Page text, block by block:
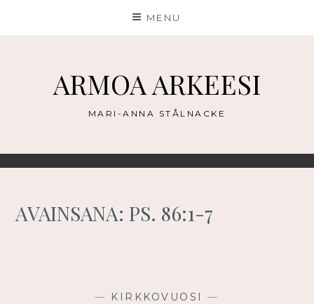
MENU
ARMOA ARKEESI
MARI-ANNA STÅLNACKE
AVAINSANA:PS. 86:1-7
— KIRKKOVUOSI —